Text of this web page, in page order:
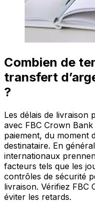
Combien de
transfert
?
Les délais de
avec FBC Crown
paiement, du moment
destinataire. En
internationaux
facteurs tels que les
contrôles de sécurité
livraison. Vérifiez FBC
éviter les retards.